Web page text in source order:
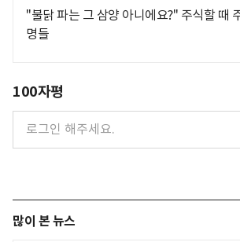
"불닭 파는 그 삼양 아니에요?" 주식할 때
명들
100자평
많이 본 뉴스